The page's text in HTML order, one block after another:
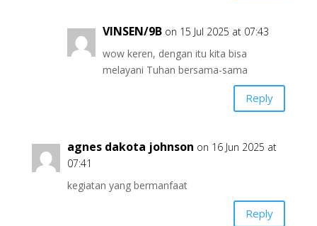
VINSEN/9B on 15 Jul 2025 at 07:43
wow keren, dengan itu kita bisa
melayani Tuhan bersama-sama
Reply
agnes dakota johnson on 16 Jun 2025 at
07:41
kegiatan yang bermanfaat
Reply